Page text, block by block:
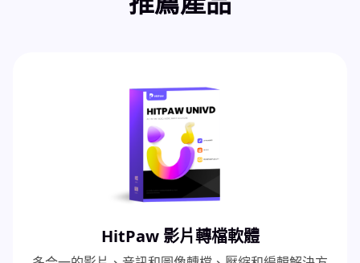
HitPaw 影片轉檔軟體